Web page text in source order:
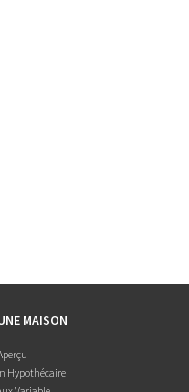
MAISON
Hypothécaire